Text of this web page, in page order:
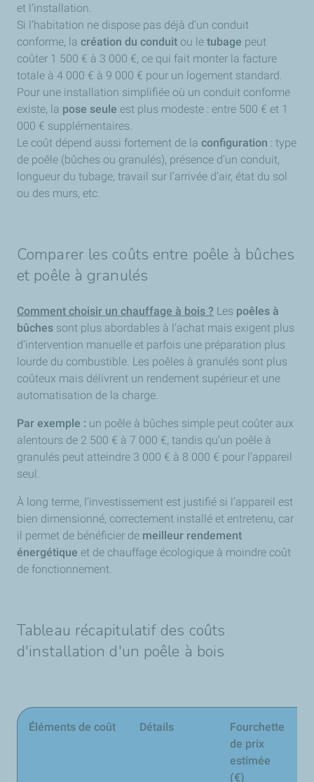
et l’installation.
Si l’habitation ne dispose pas déjà d’un conduit
conforme, la création du conduit ou le tubage peut
coûter 1 500 € à 3 000 €, ce qui fait monter la facture
totale à 4 000 € à 9 000 € pour un logement standard.
Pour une installation simplifiée où un conduit conforme
existe, la pose seule est plus modeste : entre 500 € et 1
000 € supplémentaires.
Le coût dépend aussi fortement de la configuration : type
de poêle (bûches ou granulés), présence d’un conduit,
longueur du tubage, travail sur l’arrivée d’air, état du sol
ou des murs, etc.
Comparer les coûts entre poêle à bûches
et poêle à granulés
Comment choisir un chauffage à bois ? Les poêles à
bûches sont plus abordables à l’achat mais exigent plus
d’intervention manuelle et parfois une préparation plus
lourde du combustible. Les poêles à granulés sont plus
coûteux mais délivrent un rendement supérieur et une
automatisation de la charge.
Par exemple : un poêle à bûches simple peut coûter aux
alentours de 2 500 € à 7 000 €, tandis qu’un poêle à
granulés peut atteindre 3 000 € à 8 000 € pour l’appareil
seul.
À long terme, l’investissement est justifié si l’appareil est
bien dimensionné, correctement installé et entretenu, car
il permet de bénéficier de meilleur rendement
énergétique et de chauffage écologique à moindre coût
de fonctionnement.
Tableau récapitulatif des coûts
d'installation d'un poêle à bois
Éléments de coût Détails
Fourchette
de prix
estimée
(€)